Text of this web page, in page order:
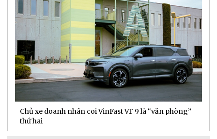
Chủ xe doanh nhân coi VinFast VF 9 là “văn phòng”
thứ hai